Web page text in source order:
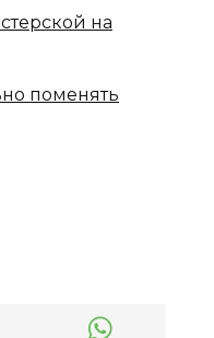
на
поменять